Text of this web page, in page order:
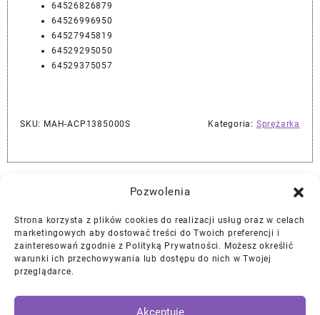
Pozwolenia
Strona korzysta z plików cookies do realizacji usług oraz w celach
marketingowych aby dostować treści do Twoich preferencji i
zainteresowań zgodnie z Polityką Prywatności. Możesz określić
warunki ich przechowywania lub dostępu do nich w Twojej
przeglądarce.
Akceptuje
64526826879
64526996950
64527945819
64529295050
64529375057
SKU: MAH-ACP1385000S Kategoria: Sprężarka
Najlepszej Jakości Części Samochodowe z Gwarancją Dożywotnią!*
Gwarancja i Zwroty
Polityka Prywatności
Regulamin/Ciasteczka